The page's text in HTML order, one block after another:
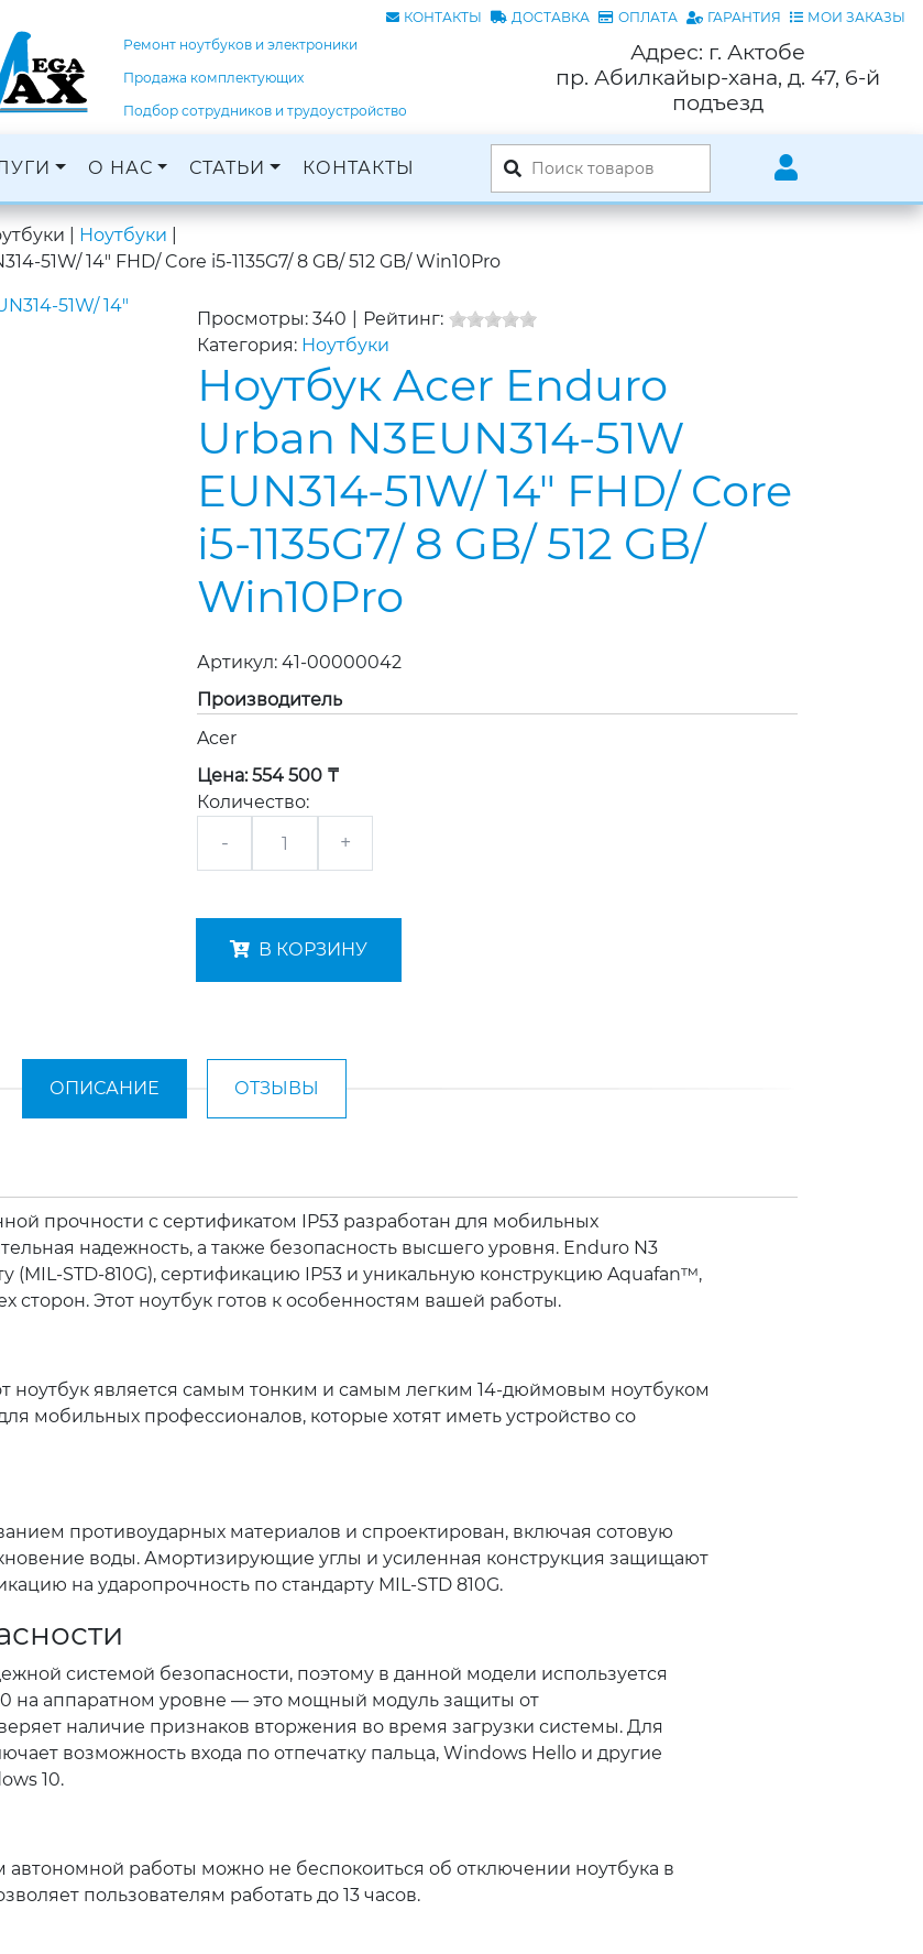
КОНТАКТЫ ДОСТАВКА ОПЛАТА ГАРАНТИЯ МОИ ЗАКАЗЫ
Ремонт ноутбуков и электроники
Продажа комплектующих
Подбор сотрудников и трудоустройство
Адрес: г. Актобе
пр. Абилкайыр-хана, д. 47, 6-й
подъезд
О НАС СТАТЬИ КОНТАКТЫ
Ноутбуки
51W/ 14" FHD/ Core i5-1135G7/ 8 GB/ 512 GB/ Win10Pro
Просмотры: 340
Рейтинг:
Категория: Ноутбуки
Ноутбук Acer Enduro
Urban N3EUN314-51W
EUN314-51W/ 14" FHD/ Core
i5-1135G7/ 8 GB/ 512 GB/
Win10Pro
Артикул: 41-00000042
Производитель
Acer
Цена: 554 500 ₸
Количество:
- +
В КОРЗИНУ
ОПИСАНИЕ ОТЗЫВЫ
прочности с сертификатом IP53 разработан для мобильных
надежность, а также безопасность высшего уровня. Enduro N3
(MIL-STD-810G), сертификацию IP53 и уникальную конструкцию Aquafan™,
сторон. Этот ноутбук готов к особенностям вашей работы.
ноутбук является самым тонким и самым легким 14-дюймовым ноутбуком
мобильных профессионалов, которые хотят иметь устройство со
противоударных материалов и спроектирован, включая сотовую
воды. Амортизирующие углы и усиленная конструкция защищают
на ударопрочность по стандарту MIL-STD 810G.
системой безопасности, поэтому в данной модели используется
на аппаратном уровне — это мощный модуль защиты от
наличие признаков вторжения во время загрузки системы. Для
возможность входа по отпечатку пальца, Windows Hello и другие
10.
автономной работы можно не беспокоиться об отключении ноутбука в
пользователям работать до 13 часов.